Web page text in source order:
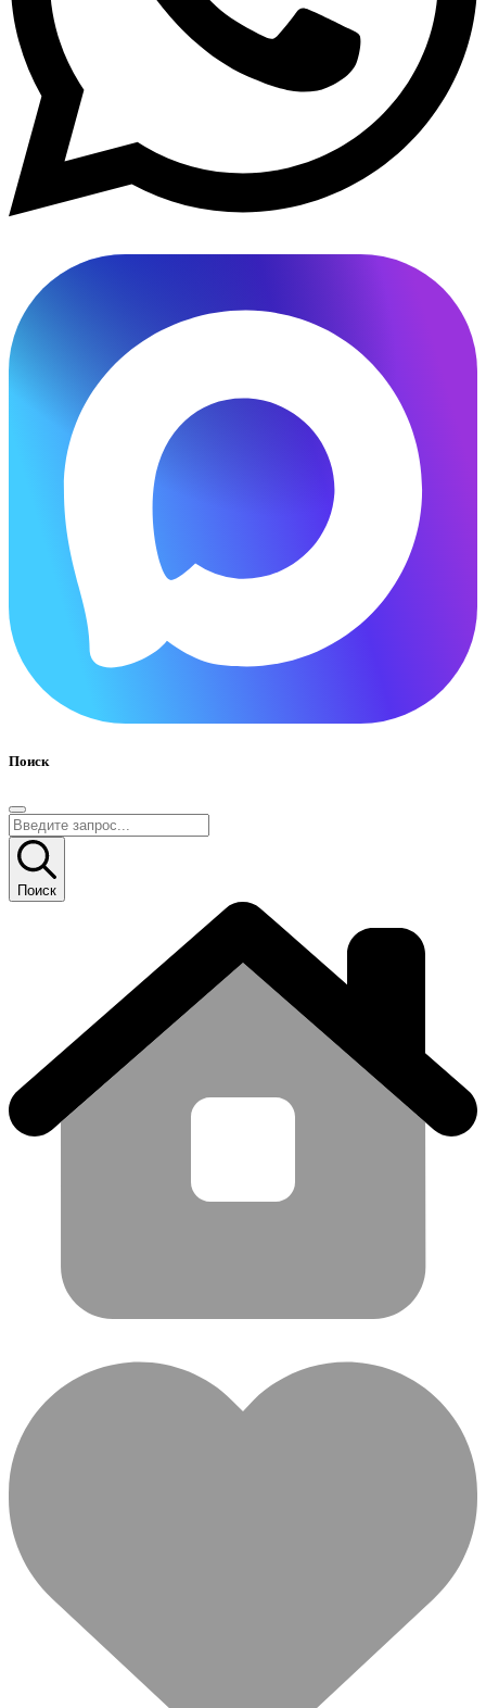
Поиск
Поиск